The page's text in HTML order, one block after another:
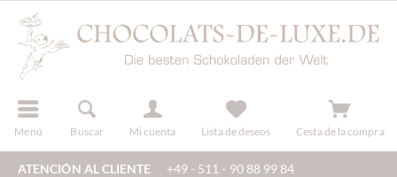
Menú Buscar Mi cuenta
registro Lista de deseos Cesta de la compra
ATENCIÓN AL CLIENTE +49 - 511 - 90 88 99 84